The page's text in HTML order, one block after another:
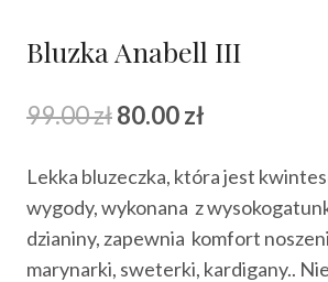
Bluzka Anabell III
99.00złPierwotna
wynosiła:
99.00 zł.
80.00zł
wynosi:
80.00 zł.
Lekka bluzeczka, która jest
wygody, wykonana z
dzianiny, zapewnia komfort
marynarki, sweterki, kardigany..